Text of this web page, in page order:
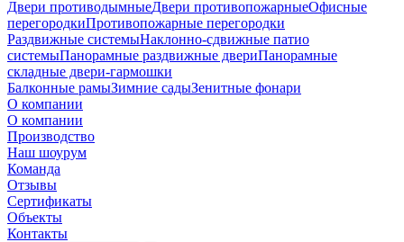
Двери противодымныеДвери противопожарныеОфисные
перегородкиПротивопожарные перегородки
Раздвижные системыНаклонно-сдвижные патио
системыПанорамные раздвижные двериПанорамные
складные двери-гармошки
Балконные рамыЗимние садыЗенитные фонари
О компании
О компании
Производство
Наш шоурум
Команда
Отзывы
Сертификаты
Объекты
Контакты